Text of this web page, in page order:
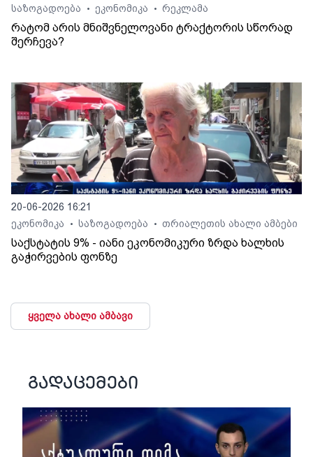
საზოგადოება
• ეკონომიკა • რეკლამა
რატომ არის მნიშვნელოვანი ტრაქტორის სწორად
შერჩევა?
20-06-2026 16:21
ეკონომიკა
• საზოგადოება • თრიალეთის ახალი ამბები
საქსტატის 9% - იანი ეკონომიკური ზრდა ხალხის
გაჭირვების ფონზე
ყველა ახალი ამბავი
გადაცემები